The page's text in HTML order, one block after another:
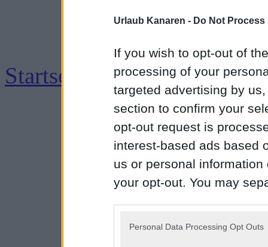
Urlaub Kanaren - Do Not
If you wish to opt-out of
processing of your
targeted advertising by
section to confirm your
opt-out request is
interest-based ads based
us or personal
your opt-out. You may
Personal Data Processing Opt Outs
Startseite Impressum